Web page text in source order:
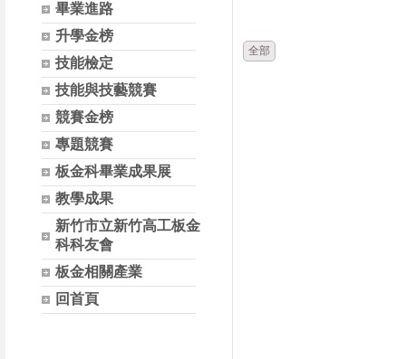
畢業進路
升學金榜
技能檢定
技能與技藝競賽
競賽金榜
專題競賽
板金科畢業成果展
教學成果
新竹市立新竹高工板金
科科友會
板金相關產業
回首頁
全部